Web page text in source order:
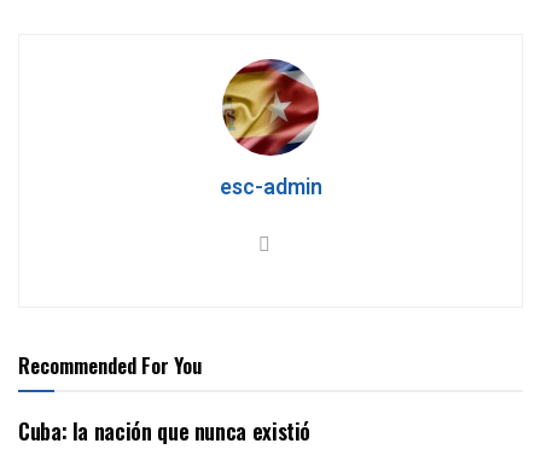
esc-admin
Recommended For You
Cuba: la nación que nunca existió